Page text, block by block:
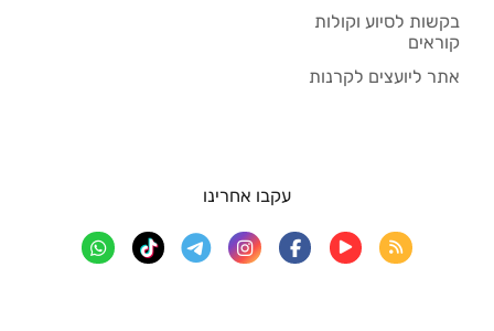
בקשות לסיוע וקולות
קוראים
אתר ליועצים לקרנות
עקבו אחרינו